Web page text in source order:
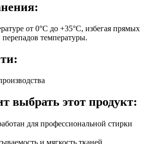
от 0°C до +35°C, избегая прямых
температуры.
выбрать этот продукт:
для профессиональной стирки
и мягкость тканей